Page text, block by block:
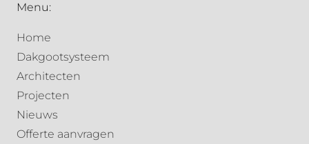
Menu:
Home
Dakgootsysteem
Architecten
Projecten
Nieuws
Offerte aanvragen